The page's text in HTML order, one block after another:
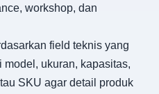
workshop, dan
field teknis yang
model, ukuran, kapasitas,
SKU agar detail produk